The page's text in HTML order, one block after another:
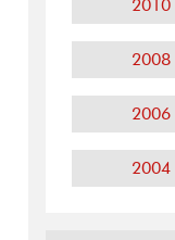
2010
2008
2006
2004